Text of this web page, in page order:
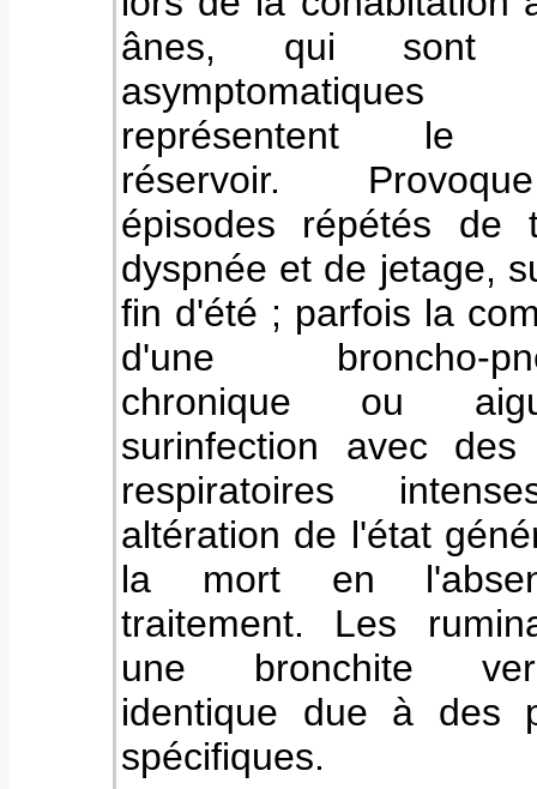
ânes, qui sont
représentent le
réservoir.
épisodes répétés de
dyspnée et de jetage,
fin d'été ; parfois la
d'une broncho-
chronique ou
surinfection avec des
respiratoires
altération de l'état
la mort en
traitement. Les
une bronchite
identique due à des
spécifiques.